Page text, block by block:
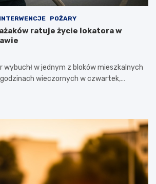
INTERWENCJE POŻARY
ratuje życie lokatora w
wybuchł w jednym z bloków mieszkalnych
wieczornych w czwartek,…